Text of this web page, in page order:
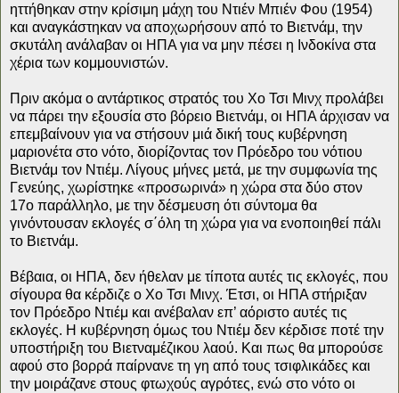
ηττήθηκαν στην κρίσιμη μάχη του Ντιέν Μπιέν Φου (1954)
και αναγκάστηκαν να αποχωρήσουν από το Βιετνάμ, την
σκυτάλη ανάλαβαν οι ΗΠΑ για να μην πέσει η Ινδοκίνα στα
χέρια των κομμουνιστών.
Πριν ακόμα ο αντάρτικος στρατός του Χο Τσι Μινχ προλάβει
να πάρει την εξουσία στο βόρειο Βιετνάμ, οι ΗΠΑ άρχισαν να
επεμβαίνουν για να στήσουν μιά δική τους κυβέρνηση
μαριονέτα στο νότο, διορίζοντας τον Πρόεδρο του νότιου
Βιετνάμ τον Ντιέμ. Λίγους μήνες μετά, με την συμφωνία της
Γενεύης, χωρίστηκε «προσωρινά» η χώρα στα δύο στον
17ο παράλληλο, με την δέσμευση ότι σύντομα θα
γινόντουσαν εκλογές σ΄όλη τη χώρα για να ενοποιηθεί πάλι
το Βιετνάμ.
Βέβαια, οι ΗΠΑ, δεν ήθελαν με τίποτα αυτές τις εκλογές, που
σίγουρα θα κέρδιζε ο Χο Τσι Μινχ. Έτσι, οι ΗΠΑ στήριξαν
τον Πρόεδρο Ντιέμ και ανέβαλαν επ’ αόριστο αυτές τις
εκλογές. Η κυβέρνηση όμως του Ντιέμ δεν κέρδισε ποτέ την
υποστήριξη του Βιετναμέζικου λαού. Και πως θα μπορούσε
αφού στο βορρά παίρνανε τη γη από τους τσιφλικάδες και
την μοιράζανε στους φτωχούς αγρότες, ενώ στο νότο οι